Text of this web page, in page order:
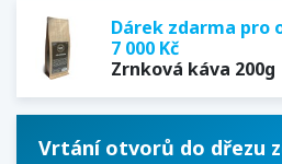
Dárek zdarma pro
7 000 Kč
Zrnková káva 200g
Vrtání otvorů do dřezu